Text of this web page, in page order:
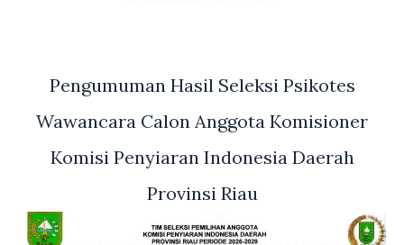
Pengumuman Hasil Seleksi Psikotes
Wawancara Calon Anggota Komisioner
Komisi Penyiaran Indonesia Daerah
Provinsi Riau